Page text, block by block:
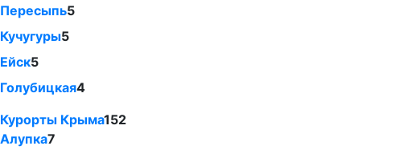
Пересыпь5
Кучугуры5
Ейск5
Голубицкая4
Курорты Крыма152
Алупка7